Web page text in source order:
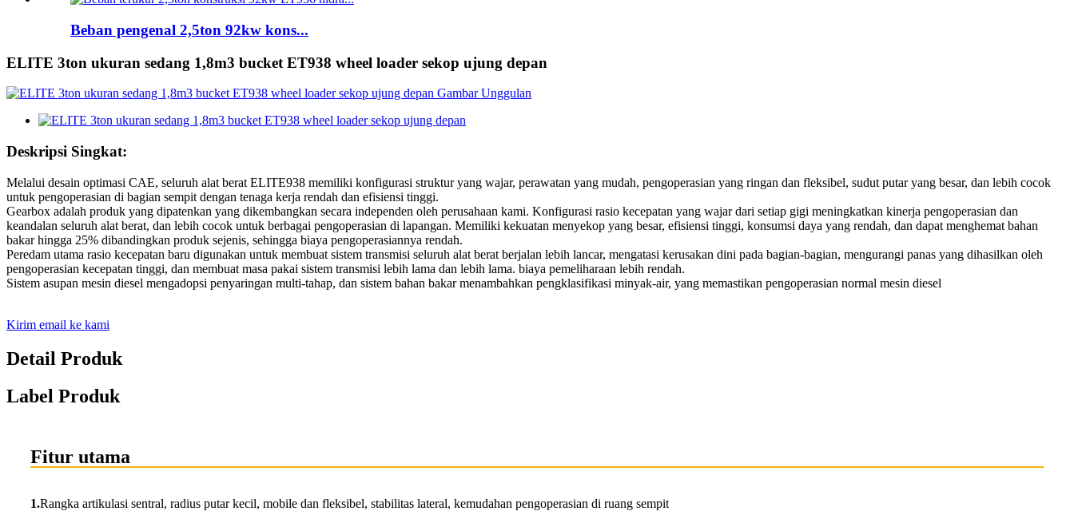
Beban pengenal 2,5ton 92kw kons...
ELITE 3ton ukuran sedang 1,8m3 bucket ET938 wheel loader sekop ujung depan
Deskripsi Singkat:
Melalui desain optimasi CAE, seluruh alat berat ELITE938 memiliki konfigurasi struktur yang wajar, perawatan yang mudah, pengoperasian yang ringan dan fleksibel, sudut putar yang besar, dan lebih cocok
untuk pengoperasian di bagian sempit dengan tenaga kerja rendah dan efisiensi tinggi.
Gearbox adalah produk yang dipatenkan yang dikembangkan secara independen oleh perusahaan kami. Konfigurasi rasio kecepatan yang wajar dari setiap gigi meningkatkan kinerja pengoperasian dan
keandalan seluruh alat berat, dan lebih cocok untuk berbagai pengoperasian di lapangan. Memiliki kekuatan menyekop yang besar, efisiensi tinggi, konsumsi daya yang rendah, dan dapat menghemat bahan
bakar hingga 25% dibandingkan produk sejenis, sehingga biaya pengoperasiannya rendah.
Peredam utama rasio kecepatan baru digunakan untuk membuat sistem transmisi seluruh alat berat berjalan lebih lancar, mengatasi kerusakan dini pada bagian-bagian, mengurangi panas yang dihasilkan oleh
pengoperasian kecepatan tinggi, dan membuat masa pakai sistem transmisi lebih lama dan lebih lama. biaya pemeliharaan lebih rendah.
Sistem asupan mesin diesel mengadopsi penyaringan multi-tahap, dan sistem bahan bakar menambahkan pengklasifikasi minyak-air, yang memastikan pengoperasian normal mesin diesel
Kirim email ke kami
Detail Produk
Label Produk
Fitur utama
1.Rangka artikulasi sentral, radius putar kecil, mobile dan fleksibel, stabilitas lateral, kemudahan pengoperasian di ruang sempit